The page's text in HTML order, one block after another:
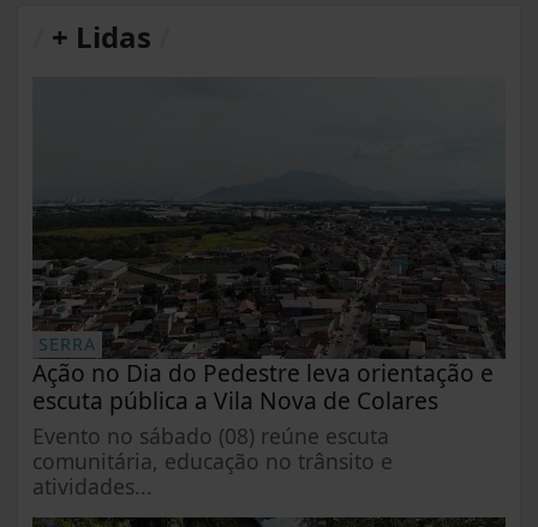
+ Lidas
SERRA
Ação no Dia do Pedestre leva orientação e
escuta pública a Vila Nova de Colares
Evento no sábado (08) reúne escuta
comunitária, educação no trânsito e
atividades...